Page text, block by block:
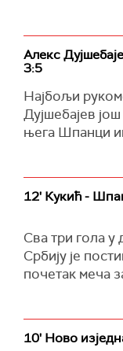
Алекс
3:5
Најбољи
Дујшебајев
њега Шпанци
12' Кукић -
Сва три гола
Србију је
почетак меча
10' Ново